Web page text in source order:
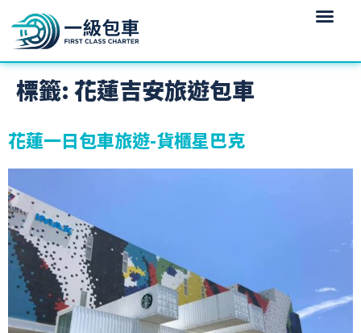
標籤: 花蓮吉安旅遊包車
花蓮一日包車旅遊-貨櫃星巴克